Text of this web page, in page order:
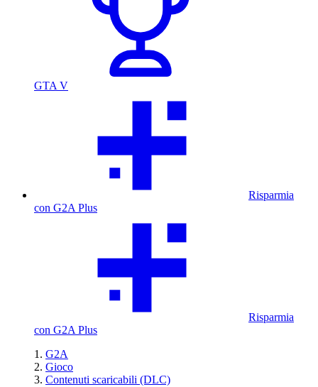
GTA V
Risparmia
con G2A Plus
Risparmia
con G2A Plus
G2A
Gioco
Contenuti scaricabili (DLC)